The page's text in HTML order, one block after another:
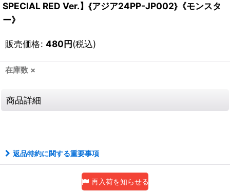
SPECIAL RED Ver.】{アジア24PP-JP002}《モンスタ
ー》
販売価格: 480円(税込)
在庫数 ×
商品詳細
返品特約に関する重要事項
再入荷を知らせる